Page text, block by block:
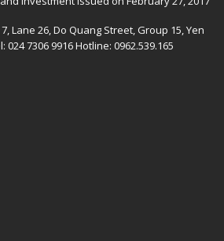
Lane 26, Do Quang Street, Group 15, Yen
024 7306 9916 Hotline: 0962.539.165